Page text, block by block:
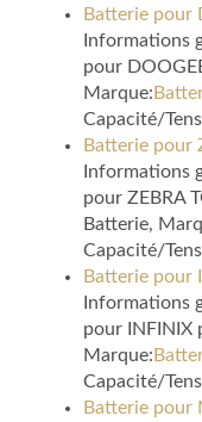
Batterie pour
Informations
pour
Marque:
Capacité/
Batterie pour
Informations
pour ZEBRA
Batterie,
Capacité/
Batterie pour
Informations
pour INFINIX
Marque:
Capacité/
Batterie pour